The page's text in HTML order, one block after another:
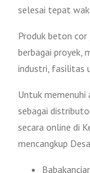
selesai tepat
Produk beton
berbagai proyek,
industri, fasilitas
Untuk memenuhi
sebagai
secara online di
mencangkup